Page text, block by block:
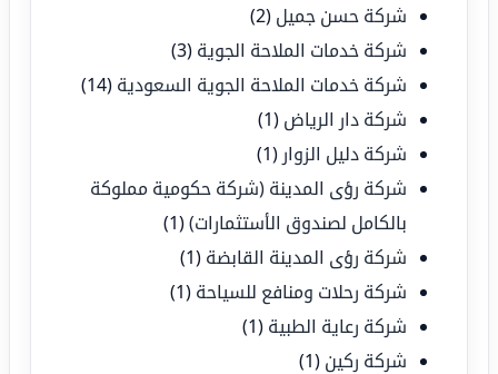
شركة حسن جميل (2)
شركة خدمات الملاحة الجوية (3)
شركة خدمات الملاحة الجوية السعودية (14)
شركة دار الرياض (1)
شركة دليل الزوار (1)
شركة رؤى المدينة (شركة حكومية مملوكة
بالكامل لصندوق الأستثمارات)(1)
شركة رؤى المدينة القابضة (1)
شركة رحلات ومنافع للسياحة (1)
شركة رعاية الطبية (1)
شركة ركين (1)